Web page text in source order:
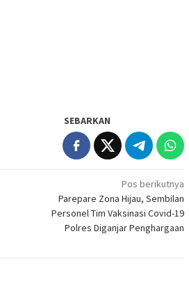
SEBARKAN
Pos berikutnya
Parepare Zona Hijau, Sembilan
Personel Tim Vaksinasi Covid-19
Polres Diganjar Penghargaan